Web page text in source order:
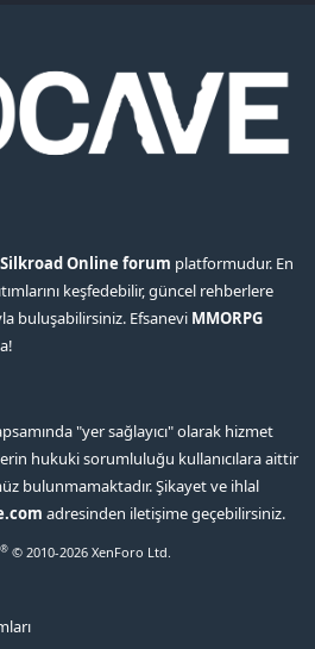
Silkroad Online forum platformudur. En
keşfedebilir, güncel rehberlere
buluşabilirsiniz. Efsanevi MMORPG
"yer sağlayıcı" olarak hizmet
hukuki sorumluluğu kullanıcılara aittir
bulunmamaktadır. Şikayet ve ihlal
adresinden iletişime geçebilirsiniz.
® © 2010-2026 XenForo Ltd.